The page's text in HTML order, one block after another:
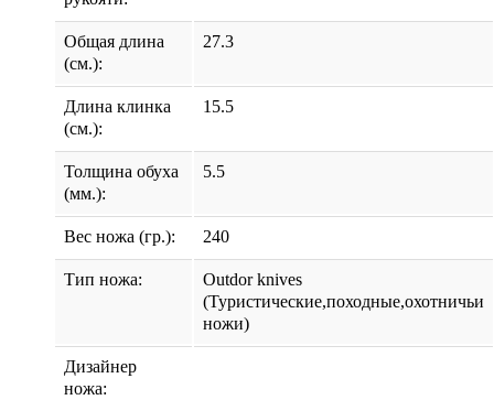
Общая длина
(см.):
27.3
Длина клинка
(см.):
15.5
Толщина обуха
(мм.):
5.5
Вес ножа (гр.): 240
Тип ножа:
Outdor knives
(Туристические,походные,охотничьи
ножи)
Дизайнер
ножа: